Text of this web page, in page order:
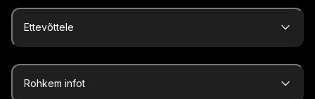
Ettevõttele
Rohkem infot